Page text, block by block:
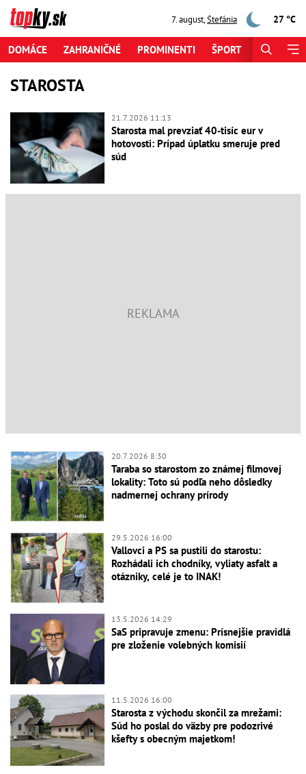
7. august,Štefánia 27 °C
DOMÁCE ZAHRANIČNÉ PROMINENTI ŠPORT
STAROSTA
21.7.2026 11:13
Starosta mal prevziať 40-tisíc eur v
hotovosti: Prípad úplatku smeruje pred
súd
20.7.2026 8:30
Taraba so starostom zo známej filmovej
lokality: Toto sú podľa neho dôsledky
nadmernej ochrany prírody
29.5.2026 16:00
Vallovci a PS sa pustili do starostu:
Rozhádali ich chodníky, vyliaty asfalt a
otázniky, celé je to INAK!
13.5.2026 14:29
SaS pripravuje zmenu: Prísnejšie pravidlá
pre zloženie volebných komisií
11.5.2026 16:00
Starosta z východu skončil za mrežami:
Súd ho poslal do väzby pre podozrivé
kšefty s obecným majetkom!